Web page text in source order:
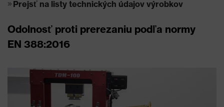
Prejsť na listy technických údajov výrobkov
Odolnosť proti prerezaniu podľa normy
EN 388:2016